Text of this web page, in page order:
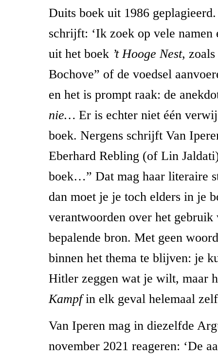
Duits boek uit 1986
schrijft: ‘Ik zoek op vele namen
uit het boek ’t Hooge Nest,
Bochove” of de voedsel
en het is prompt raak: de
nie… Er is echter niet één
boek. Nergens schrijft Van
Eberhard Rebling (of Lin
boek…” Dat mag haar literaire
dan moet je je toch elders in je
verantwoorden over het gebruik
bepalende bron. Met geen
binnen het thema te blijven: je
Hitler zeggen wat je wilt, maar
Kampfin elk geval helemaal
Van Iperen mag in diezelfde
november 2021 reageren: ‘De